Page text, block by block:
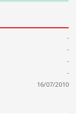
-
-
-
-
16/07/2010